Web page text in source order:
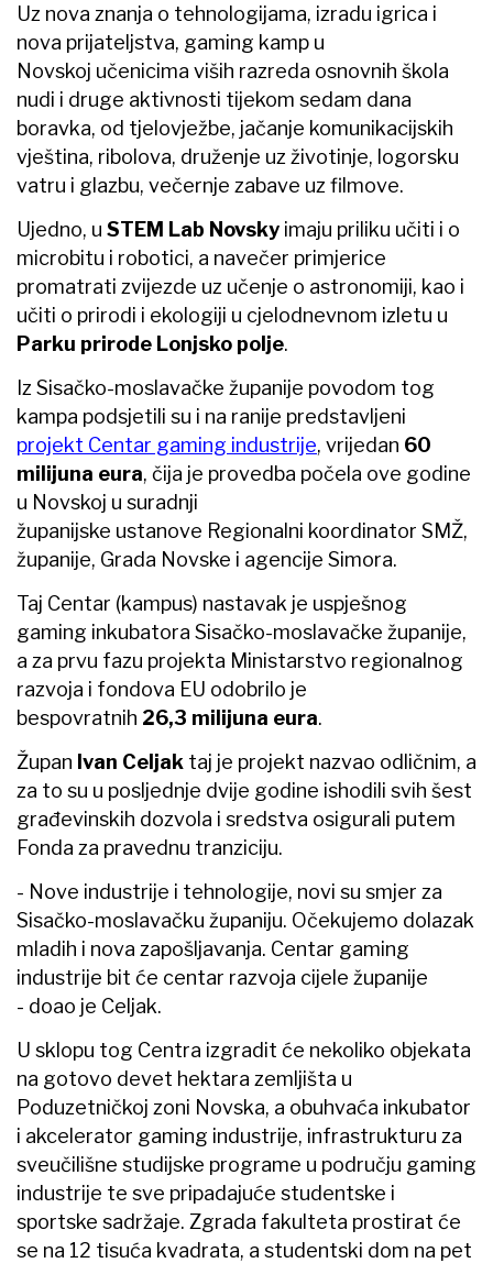
Uz nova znanja o tehnologijama, izradu igrica i
nova prijateljstva, gaming kamp u
Novskoj učenicima viših razreda osnovnih škola
nudi i druge aktivnosti tijekom sedam dana
boravka, od tjelovježbe, jačanje komunikacijskih
vještina, ribolova, druženje uz životinje, logorsku
vatru i glazbu, večernje zabave uz filmove.
Ujedno, u STEM Lab Novsky imaju priliku učiti i o
microbitu i robotici, a navečer primjerice
promatrati zvijezde uz učenje o astronomiji, kao i
učiti o prirodi i ekologiji u cjelodnevnom izletu u
Parku prirode Lonjsko polje.
Iz Sisačko-moslavačke županije povodom tog
kampa podsjetili su i na ranije predstavljeni
projekt Centar gaming industrije, vrijedan 60
milijuna eura, čija je provedba počela ove godine
u Novskoj u suradnji
županijske ustanove Regionalni koordinator SMŽ,
županije, Grada Novske i agencije Simora.
Taj Centar (kampus) nastavak je uspješnog
gaming inkubatora Sisačko-moslavačke županije,
a za prvu fazu projekta Ministarstvo regionalnog
razvoja i fondova EU odobrilo je
bespovratnih 26,3 milijuna eura.
Župan Ivan Celjak taj je projekt nazvao odličnim, a
za to su u posljednje dvije godine ishodili svih šest
građevinskih dozvola i sredstva osigurali putem
Fonda za pravednu tranziciju.
- Nove industrije i tehnologije, novi su smjer za
Sisačko-moslavačku županiju. Očekujemo dolazak
mladih i nova zapošljavanja. Centar gaming
industrije bit će centar razvoja cijele županije
- doao je Celjak.
U sklopu tog Centra izgradit će nekoliko objekata
na gotovo devet hektara zemljišta u
Poduzetničkoj zoni Novska, a obuhvaća inkubator
i akcelerator gaming industrije, infrastrukturu za
sveučilišne studijske programe u području gaming
industrije te sve pripadajuće studentske i
sportske sadržaje. Zgrada fakulteta prostirat će
se na 12 tisuća kvadrata, a studentski dom na pet